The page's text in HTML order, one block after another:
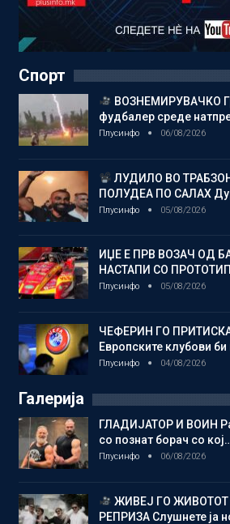
Спорт
ВОЗНЕМИРУВАЧКО
фудбалер среде
Плусинфо 06/08/2026
ЛУДИЛО ВО
ПОЛУДЕА ПО САЛАХ
Плусинфо 05/08/2026
ИЏЕ Е ПРВ ВОЗАЧ ОД
НАСТАПИ СО
Плусинфо 05/08/2026
ЧЕФЕРИН ГО
Европските клубови
Плусинфо 04/08/2026
Галерија
ГЛАДИЈАТОР И ВОИН
со познат борач со
Плусинфо 06/08/2026
ЖИВЕЈ ГО
РЕПРИЗА Слушнете ја